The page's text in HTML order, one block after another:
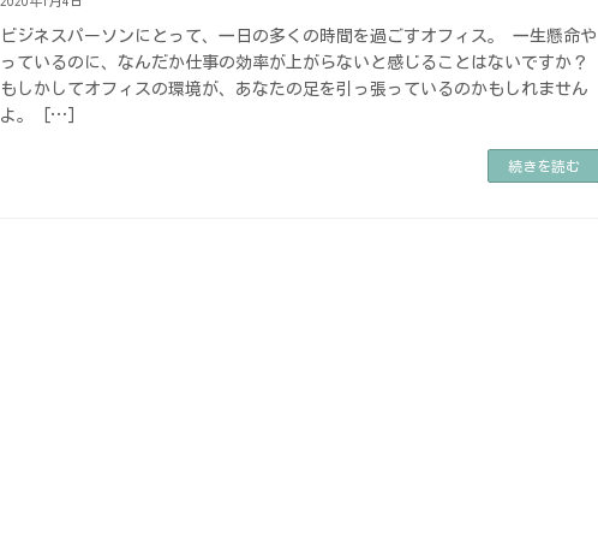
ビジネスパーソンにとって、一日の多くの時間を過ごすオフィス。 一生懸命や
っているのに、なんだか仕事の効率が上がらないと感じることはないですか？
もしかしてオフィスの環境が、あなたの足を引っ張っているのかもしれません
よ。 […]
続きを読む